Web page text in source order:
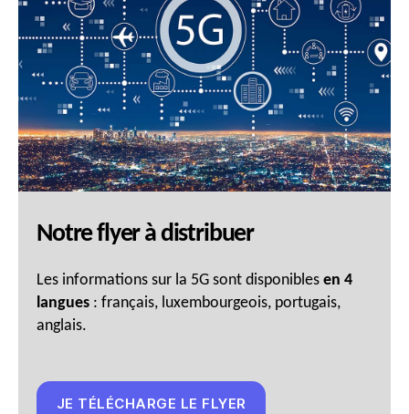
Notre flyer à distribuer
Les informations sur la 5G sont disponibles en 4
langues : français, luxembourgeois, portugais,
anglais.
JE TÉLÉCHARGE LE FLYER